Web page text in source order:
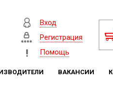
Вход
Регистрация
Помощь
ВАКАНСИИ